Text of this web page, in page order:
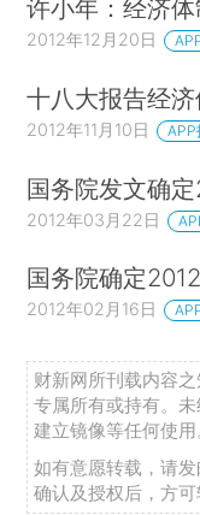
许小年：经济
2012年12月20日
十八大报告经
2012年11月10日 APP
国务院发文确
2012年03月22日
国务院确定
2012年02月16日
财新网所刊载内容
专属所有或持有。
建立镜像等任何使用
如有意愿转载，请
确认及授权后，方可